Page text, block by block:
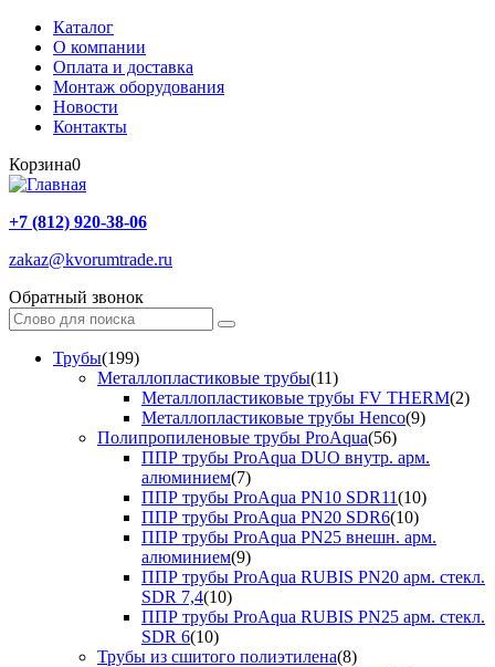
Каталог
О компании
Оплата и доставка
Монтаж оборудования
Новости
Контакты
Корзина0
+7 (812) 920-38-06
zakaz@kvorumtrade.ru
Обратный звонок
Трубы(199)
Металлопластиковые трубы(11)
Металлопластиковые трубы FV THERM(2)
Металлопластиковые трубы Henco(9)
Полипропиленовые трубы ProAqua(56)
ППР трубы ProAqua DUO внутр. арм.
алюминием(7)
ППР трубы ProAqua PN10 SDR11(10)
ППР трубы ProAqua PN20 SDR6(10)
ППР трубы ProAqua PN25 внешн. арм.
алюминием(9)
ППР трубы ProAqua RUBIS PN20 арм. стекл.
SDR 7,4(10)
ППР трубы ProAqua RUBIS PN25 арм. стекл.
SDR 6(10)
Трубы из сшитого полиэтилена(8)